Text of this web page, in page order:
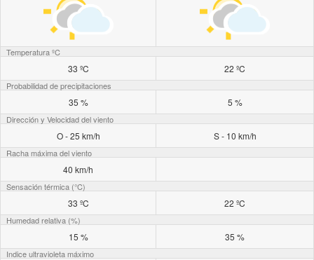
Temperatura ºC
33 ºC 22 ºC
Probabilidad de precipitaciones
35 % 5 %
Dirección y Velocidad del viento
O - 25 km/h S - 10 km/h
Racha máxima del viento
40 km/h
Sensación térmica (°C)
33 ºC 22 ºC
Humedad relativa (%)
15 % 35 %
Indice ultravioleta máximo